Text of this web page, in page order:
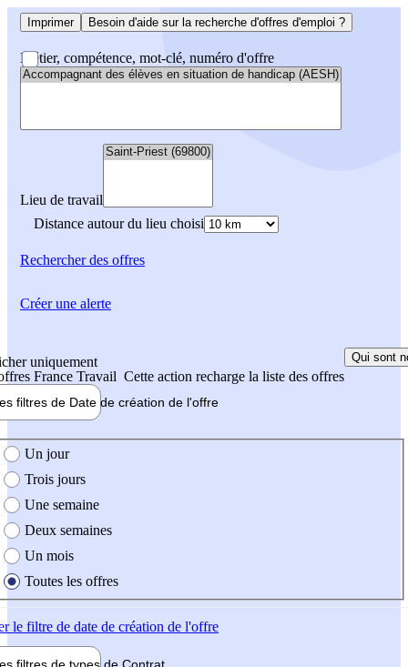
Imprimer Besoin d'aide sur la recherche d'offres d'emploi ?
Métier, compétence, mot-clé, numéro d'offre
Lieu de travail
Distance autour du lieu choisi
Rechercherdes offres
uniquement
France Travail Cette action recharge la liste des offres
Qui sont
filtres de Date de création de l'offre
création de l'offre
Un jour
Trois jours
Une semaine
Deux semaines
Un mois
Toutes les offres
le filtre de date de création de l'offre
filtres de types de Contrat
Créer une alerte